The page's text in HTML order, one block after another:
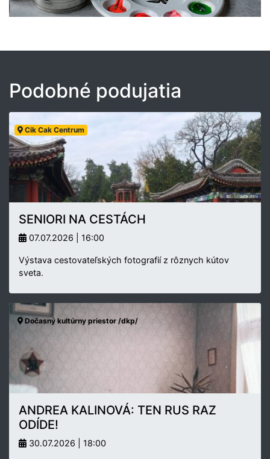
Podobné podujatia
Cik Cak Centrum
SENIORI NA CESTÁCH
07.07.2026 | 16:00
Výstava cestovateľských fotografií z rôznych kútov
sveta.
Dočasný kultúrny priestor /dkp/
ANDREA KALINOVÁ: TEN RUS RAZ
ODÍDE!
30.07.2026 | 18:00